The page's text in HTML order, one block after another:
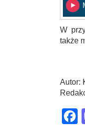
W
także
Autor: